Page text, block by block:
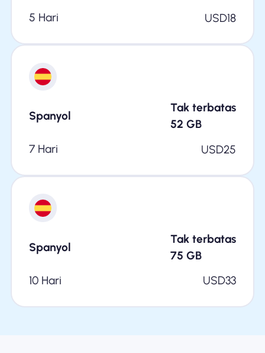
5 Hari
USD18
Spanyol
Tak terbatas
52 GB
7 Hari
USD25
Spanyol
Tak terbatas
75 GB
10 Hari
USD33